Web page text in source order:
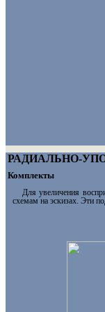
РАДИАЛЬНО-
Комплекты
Для увеличения
схемам на эскизах. Эти